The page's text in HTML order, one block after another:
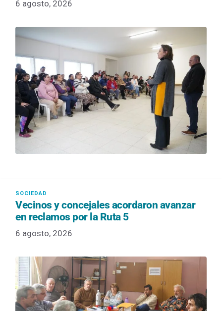
6 agosto, 2026
Vecinos y concejales acordaron avanzar
en reclamos por la Ruta 5
6 agosto, 2026